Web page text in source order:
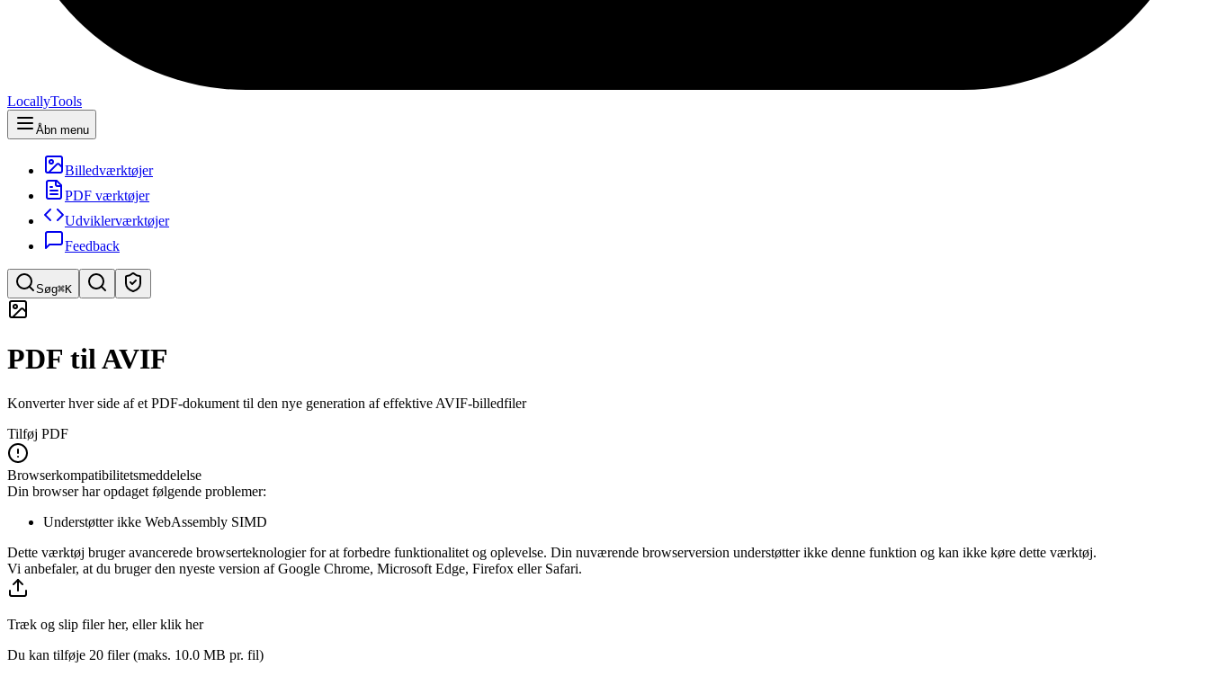
LocallyTools
Åbn menu
Billedværktøjer
PDF værktøjer
Udviklerværktøjer
Feedback
Søg⌘K
Hurtig søgning efter værktøjer
PDF til AVIF
Konverter hver side af et PDF-dokument til den nye generation af effektive AVIF-billedfiler
Tilføj PDF
Browserkompatibilitetsmeddelelse
Din browser har opdaget følgende problemer:
Understøtter ikke WebAssembly SIMD
Dette værktøj bruger avancerede browserteknologier for at forbedre funktionalitet og oplevelse. Din nuværende browserversion understøtter ikke denne funktion og kan ikke køre dette værktøj.
Vi anbefaler, at du bruger den nyeste version af Google Chrome, Microsoft Edge, Firefox eller Safari.
Træk og slip filer her, eller klik her
Du kan tilføje 20 filer (maks. 10.0 MB pr. fil)